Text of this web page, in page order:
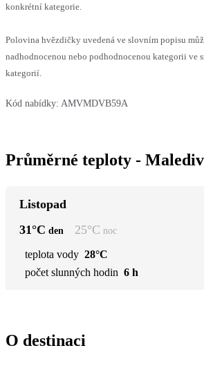
konkrétní kategorie.
Polovina hvězdičky uvedená ve slovním popisu
nadhodnocenou nebo podhodnocenou kategorii ve
kategorií.
Kód nabídky: AMVMDVB59A
Průměrné teploty -
Listopad
31°C den 25°C noc
teplota vody 28°C
počet slunných hodin 6 h
O destinaci